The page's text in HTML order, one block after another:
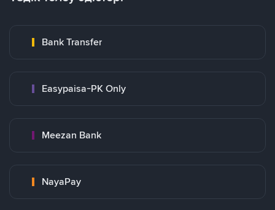
Bank Transfer
Easypaisa-PK Only
Meezan Bank
NayaPay